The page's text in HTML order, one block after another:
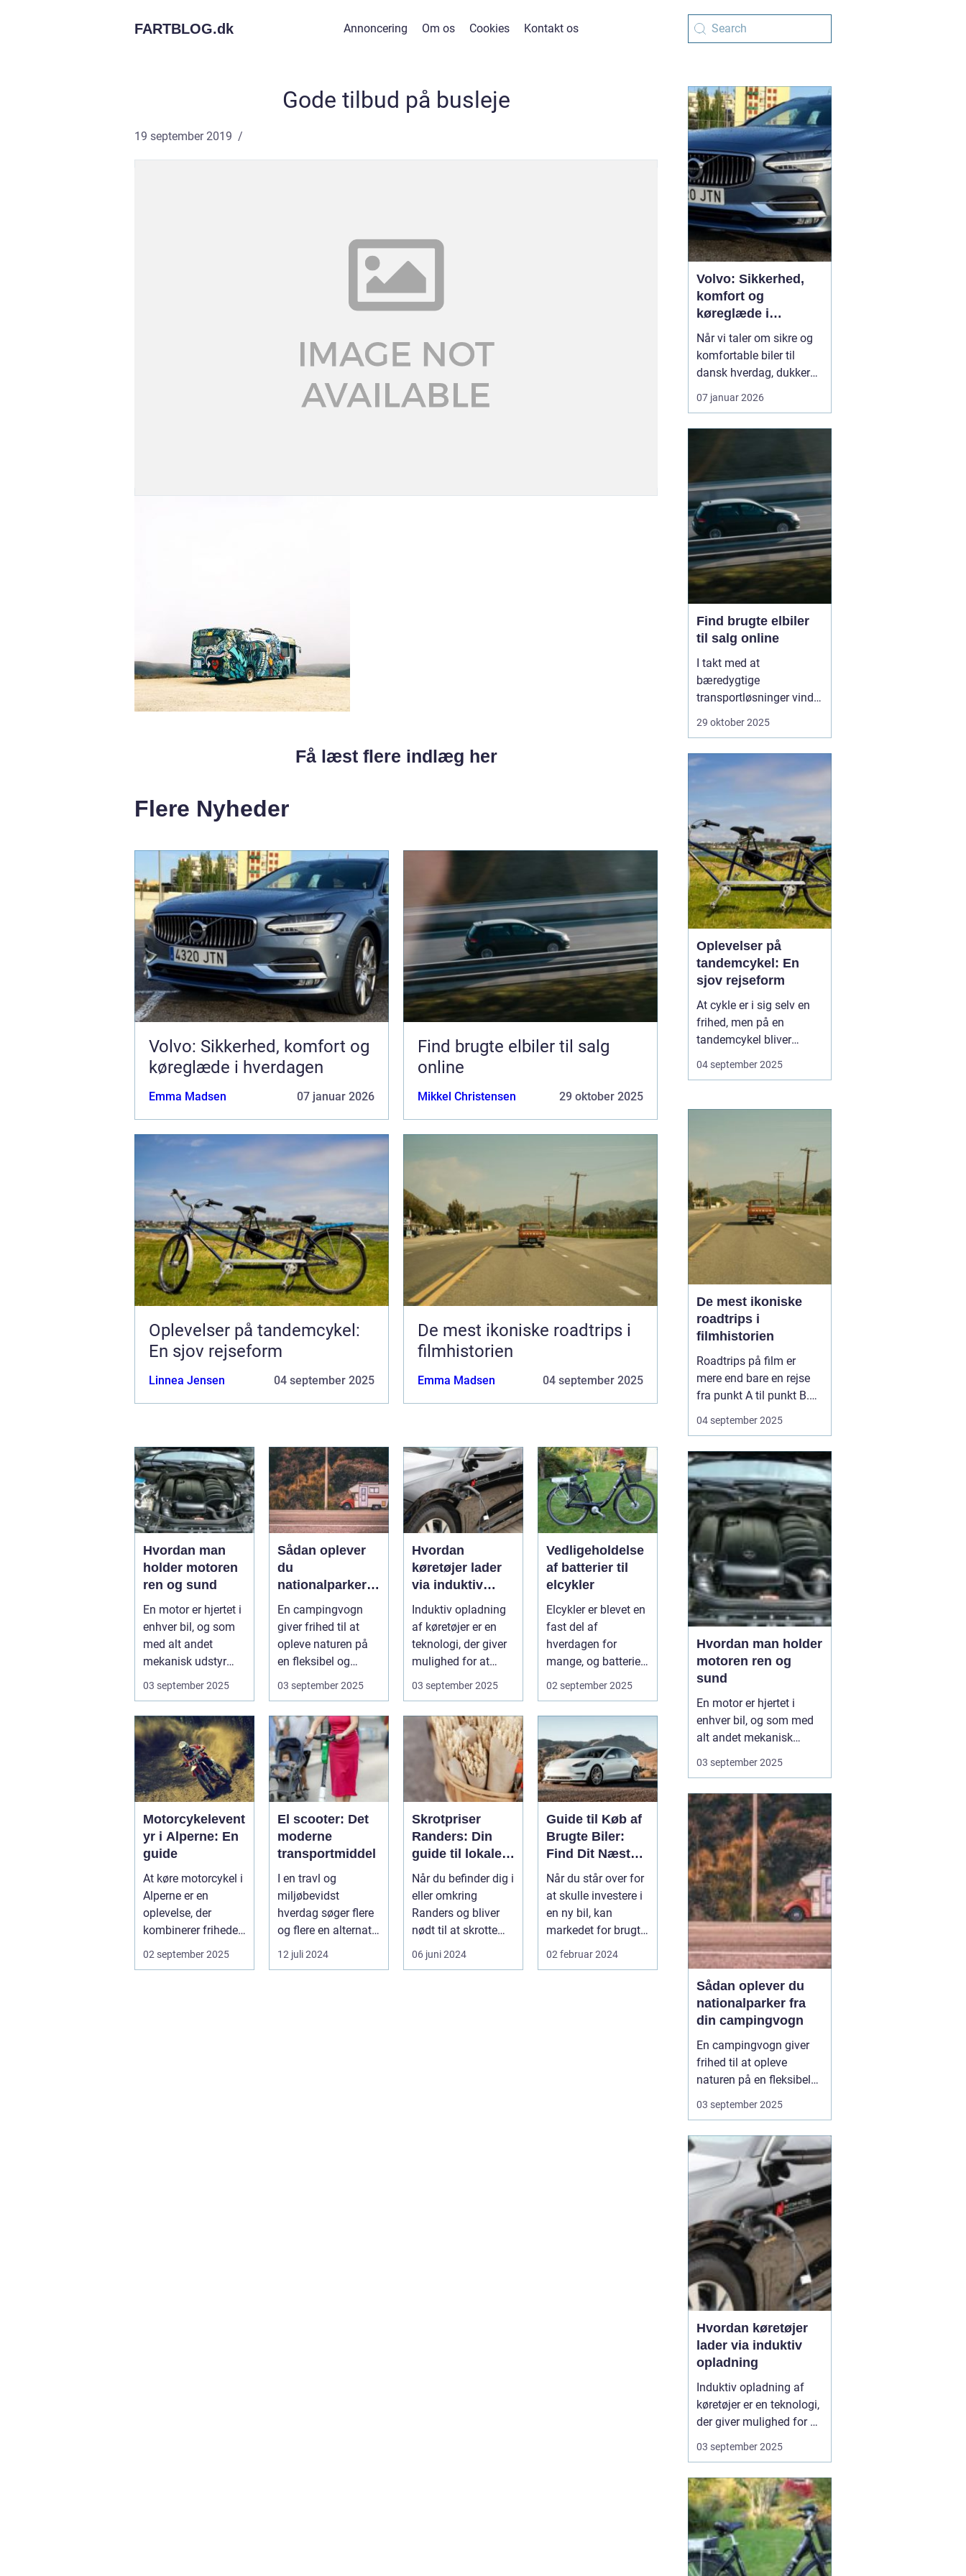
FARTBLOG.dk Annoncering Om os Cookies Kontakt os
Gode tilbud på busleje
19 september 2019
Få læst flere indlæg her
Flere Nyheder
Volvo: Sikkerhed, komfort og
køreglæde i hverdagen
Emma Madsen 07 januar 2026
Find brugte elbiler til salg
online
Mikkel Christensen 29 oktober 2025
Oplevelser på tandemcykel:
En sjov rejseform
Linnea Jensen 04 september 2025
De mest ikoniske roadtrips i
filmhistorien
Emma Madsen 04 september 2025
Hvordan man
holder motoren
ren og sund
En motor er hjertet i
enhver bil, og som
med alt andet
mekanisk udstyr
kræver den omsorg
for a...
03 september 2025
Sådan oplever
du
nationalparker
fra din
campingvogn
En campingvogn
giver frihed til at
opleve naturen på
en fleksibel og
komfortabel måde.
03 september 2025
Hvordan
køretøjer lader
via induktiv
opladning
Induktiv opladning
af køretøjer er en
teknologi, der giver
mulighed for at
oplade uden...
03 september 2025
Vedligeholdelse
af batterier til
elcykler
Elcykler er blevet en
fast del af
hverdagen for
mange, og batteriet
er selve hjertet i
cyklen. Et go...
02 september 2025
Motorcykelevent
yr i Alperne: En
guide
At køre motorcykel i
Alperne er en
oplevelse, der
kombinerer friheden
på to hjul med no...
02 september 2025
El scooter: Det
moderne
transportmiddel
I en travl og
miljøbevidst
hverdag søger flere
og flere en alternativ
form for transport.
El scooter...
12 juli 2024
Skrotpriser
Randers: Din
guide til lokale
muligheder
Når du befinder dig i
eller omkring
Randers og bliver
nødt til at skrotte
din bil, gammelt jern
elle...
06 juni 2024
Guide til Køb af
Brugte Biler:
Find Dit Næste
Køretøj
Når du står over for
at skulle investere i
en ny bil, kan
markedet for brugte
biler v&ae...
02 februar 2024
Volvo: Sikkerhed,
komfort og
køreglæde i
hverdagen
Når vi taler om sikre og
komfortable biler til
dansk hverdag, dukker
Volvo næsten altid op.
Bilmærket har i årtier
holdbarhed. I dag er
fokus udvide...
07 januar 2026
Find brugte elbiler
til salg online
I takt med at
bæredygtige
transportløsninger vinder
frem, ser flere og flere
alternativ til
Elbilerne tilbyder ikke
blot en grønnere
køreoplevelse, men o...
29 oktober 2025
Oplevelser på
tandemcykel: En
sjov rejseform
At cykle er i sig selv en
frihed, men på en
tandemcykel bliver
oplevelsen noget helt
særligt. Her handler det
frem, men om
Tandemcyklen har i
mange år vær...
04 september 2025
De mest ikoniske
roadtrips i
filmhistorien
Roadtrips på film er
mere end bare en rejse
fra punkt A til punkt B.
De fungerer som en
ramme for
venskaber, konflikter og
store livsbeslutninger.
Nogle af de mest
ikoniske film i historien
har netop brugt
landevejen som scen...
04 september 2025
Hvordan man holder
motoren ren og
sund
En motor er hjertet i
enhver bil, og som med
alt andet mekanisk
udstyr kræver den
omsorg for at fungere
holdes ren og sund,
forlænger du ikke kun
dens levetid, men du
sikrer også en mere
effektiv kø...
03 september 2025
Sådan oplever du
nationalparker fra
din campingvogn
En campingvogn giver
frihed til at opleve
naturen på en fleksibel
og komfortabel måde.
Når du besøger
campingvognen, kan du
både have dit eget lille
hjem med og samtidig
være tæt på ...
03 september 2025
Hvordan køretøjer
lader via induktiv
opladning
Induktiv opladning af
køretøjer er en teknologi,
der giver mulighed for at
oplade uden kabler og
stik. I stedet sker
gennem
elektromagnetiske felter
mellem en sender i
jorden og en modtager i
bilen. Det...
03 september 2025